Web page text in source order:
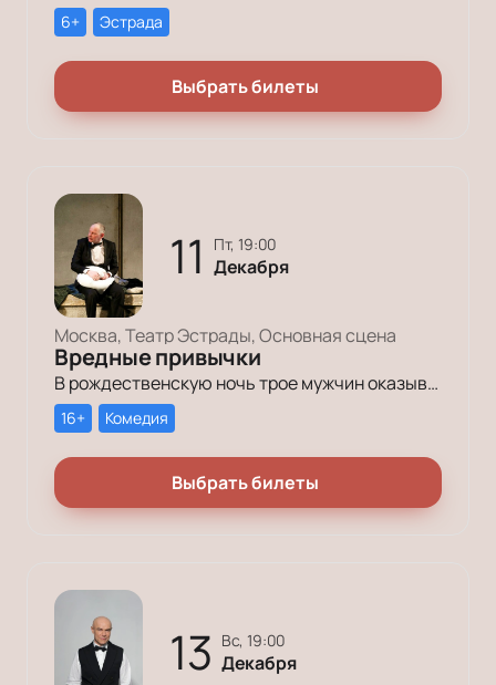
6+ Эстрада
Выбрать билеты
11 пт, 19:00
Декабря
Москва, Театр Эстрады, Основная сцена
Вредные привычки
В рождественскую ночь трое мужчин оказываются в КПЗ за административные правонарушения. Один – за курение в неположенном месте, второй – за алкогольное опьянение, третий – за превышение скорости.
16+ Комедия
Выбрать билеты
13 вс, 19:00
Декабря